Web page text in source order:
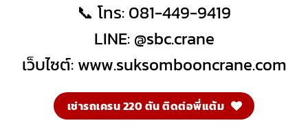
📞 โทร: 081-449-9419
LINE: @sbc.crane
เว็บไซต์: www.suksombooncrane.com
เช่ารถเครน 220 ตัน ติดต่อพี่แต้ม